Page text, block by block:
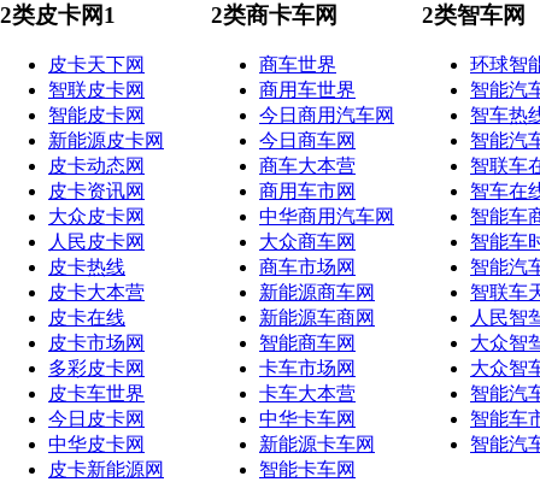
2类皮卡网1
皮卡天下网
智联皮卡网
智能皮卡网
新能源皮卡网
皮卡动态网
皮卡资讯网
大众皮卡网
人民皮卡网
皮卡热线
皮卡大本营
皮卡在线
皮卡市场网
多彩皮卡网
皮卡车世界
今日皮卡网
中华皮卡网
皮卡新能源网
2类商卡车网
商车世界
商用车世界
今日商用汽车网
今日商车网
商车大本营
商用车市网
中华商用汽车网
大众商车网
商车市场网
新能源商车网
新能源车商网
智能商车网
卡车市场网
卡车大本营
中华卡车网
新能源卡车网
智能卡车网
2类智车网
环球智
智能汽
智车热
智能汽
智联车
智车在
智能车
智能车
智能汽
智联车
人民智
大众智
大众智
智能汽
智能车
智能汽